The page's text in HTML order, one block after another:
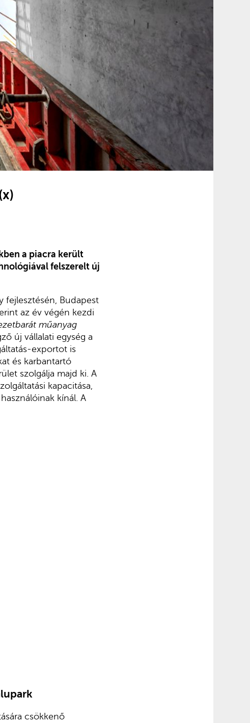
a piacra került
felszerelt új
fejlesztésén, Budapest
az év végén kezdi
műanyag
új vállalati egység a
exportot is
és karbantartó
szolgálja majd ki. A
kapacitása,
kínál. A
csökkenő